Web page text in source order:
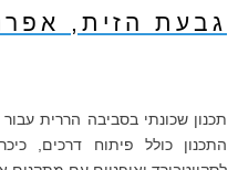
גבעת הזית,
תכנון שכונתי בסביבה הררית
התכנון כולל פיתוח דרכים,